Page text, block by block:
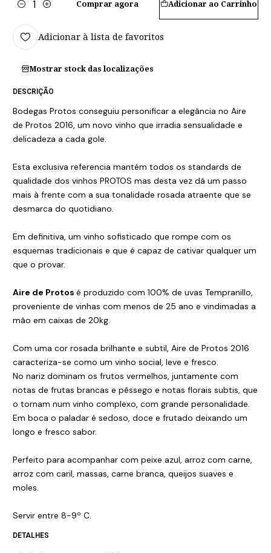
Quantidade
Adicionar ao Carrinho
Comprar agora
Adicionar à lista de favoritos
Mostrar stock das localizações
DESCRIÇÃO
Bodegas Protos conseguiu personificar a elegância no Aire
de Protos 2016, um novo vinho que irradia sensualidade e
delicadeza a cada gole.
Esta exclusiva referencia mantém todos os standards de
qualidade dos vinhos PROTOS mas desta vez dá um passo
mais à frente com a sua tonalidade rosada atraente que se
desmarca do quotidiano.
Em definitiva, um vinho sofisticado que rompe com os
esquemas tradicionais e que é capaz de cativar qualquer um
que o provar.
Aire de Protos é produzido com 100% de uvas Tempranillo,
proveniente de vinhas com menos de 25 ano e vindimadas a
mão em caixas de 20kg.
Com uma cor rosada brilhante e subtil, Aire de Protos 2016
caracteriza-se como um vinho social, leve e fresco.
No nariz dominam os frutos vermelhos, juntamente com
notas de frutas brancas e pêssego e notas florais subtis, que
o tornam num vinho complexo, com grande personalidade.
Em boca o paladar é sedoso, doce e frutado deixando um
longo e fresco sabor.
Perfeito para acompanhar com peixe azul, arroz com carne,
arroz com caril, massas, carne branca, queijos suaves e
moles.
Servir entre 8-9º C.
DETALHES